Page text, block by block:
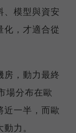
、模型與資安
化，才適合從
房，動力最終
場分布在歐
近一半，而歐
力。